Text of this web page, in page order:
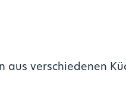
aus verschiedenen